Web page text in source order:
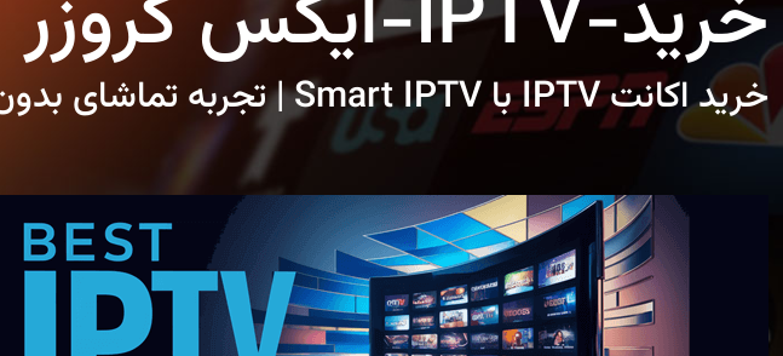
خرید اکانت IPTV با Smart IPTV | تجربه تماشای بدون محدودیت